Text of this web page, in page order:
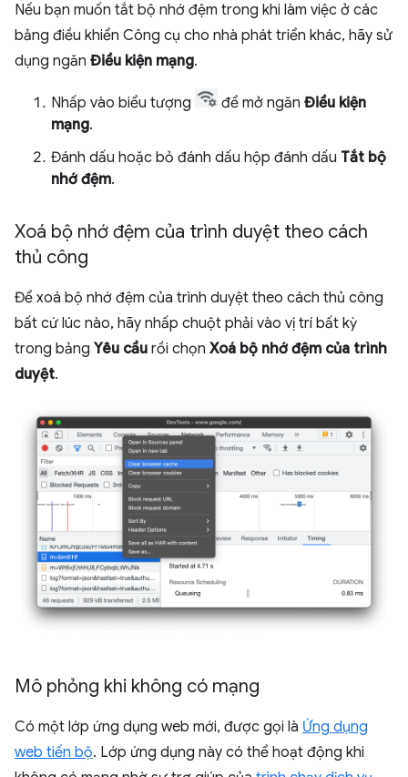
Nếu bạn muốn tắt bộ nhớ đệm trong khi làm việc ở các
bảng điều khiển Công cụ cho nhà phát triển khác, hãy sử
dụng ngăn Điều kiện mạng.
Nhấp vào biểu tượng để mở ngăn Điều kiện
mạng.
Đánh dấu hoặc bỏ đánh dấu hộp đánh dấu Tắt bộ
nhớ đệm.
Xoá bộ nhớ đệm của trình duyệt theo cách
thủ công
Để xoá bộ nhớ đệm của trình duyệt theo cách thủ công
bất cứ lúc nào, hãy nhấp chuột phải vào vị trí bất kỳ
trong bảng Yêu cầu rồi chọn Xoá bộ nhớ đệm của trình
duyệt.
Mô phỏng khi không có mạng
Có một lớp ứng dụng web mới, được gọi là Ứng dụng
web tiến bộ. Lớp ứng dụng này có thể hoạt động khi